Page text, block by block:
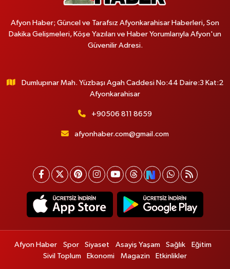
Afyon Haber; Güncel ve Tarafsız Afyonkarahisar Haberleri, Son
Dakika Gelişmeleri, Köşe Yazıları ve Haber Yorumlarıyla Afyon'un
Güvenilir Adresi.
Dumlupınar Mah. Yüzbaşı Agah Caddesi No:44 Daire:3 Kat:2
Afyonkarahisar
+90506 811 8659
afyonhaber.com@gmail.com
Afyon Haber Spor Siyaset Asayiş Yaşam Sağlık
Eğitim
Sivil Toplum
Ekonomi Magazin Etkinlikler